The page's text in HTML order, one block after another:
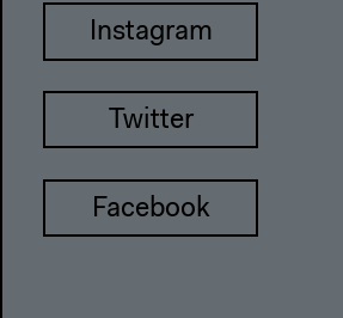
Instagram
Twitter
Facebook